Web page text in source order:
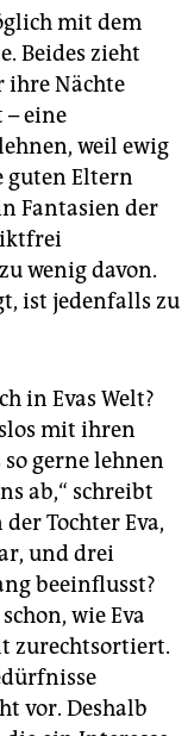
mit dem
Beides zieht
ihre Nächte
– eine
weil ewig
guten Eltern
Fantasien der
wenig davon.
ist jedenfalls zu
in Evas Welt?
mit ihren
gerne lehnen
ab,“ schreibt
Tochter Eva,
und drei
beeinflusst?
wie Eva
zurechtsortiert.
vor. Deshalb